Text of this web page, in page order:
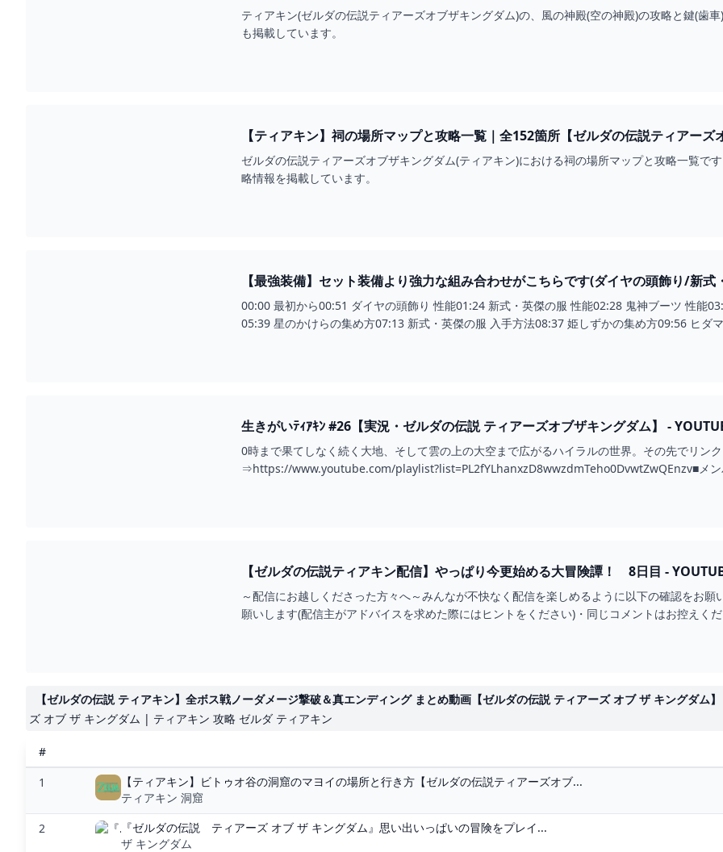
ティアキン(ゼルダの伝説ティアーズオブザキングダム)の、風の神殿(空の神殿)の攻略と鍵(歯
も掲載しています。
【ティアキン】祠の場所マップと攻略一覧｜全152箇所【ゼルダの伝説ティアー
ゼルダの伝説ティアーズオブザキングダム(ティアキン)における祠の場所マップと攻略一覧で
略情報を掲載しています。
【最強装備】セット装備より強力な組み合わせがこちらです(ダイヤの頭飾り/新
説 ティアーズオブザキングダム】 - YOUTUBE
00:00 最初から00:51 ダイヤの頭飾り 性能01:24 新式・英傑の服 性能02:28 鬼神ブーツ 性能
05:39 星のかけらの集め方07:13 新式・英傑の服 入手方法08:37 姫しずかの集め方09:56 ヒダ
生きがいﾃｨｱｷﾝ #26【実況・ゼルダの伝説 ティアーズオブザキングダム】 -
0時まで果てしなく続く大地、そして雲の上の大空まで広がるハイラルの世界。その先でリン
⇒https://www.youtube.com/playlist?list=PL2fYLhanxzD8wwzdmTeho0DvwtZwQEnzv■メ
【ゼルダの伝説ティアキン配信】やっぱり今更始める大冒険譚！ 8日目 -
～配信にお越しくださった方々へ～みんなが不快なく配信を楽しめるように以下の確認をお
願いします(配信主がアドバイスを求めた際にはヒントをください)・同じコメントはお控えく
【ゼルダの伝説 ティアキン】全ボス戦ノーダメージ撃破＆真エンディング まとめ動画【ゼルダの伝説 ティアーズ オブ ザ キングダム
ズ オブ ザ キングダム | ティアキン 攻略 ゼルダ ティアキン
#
1
【ティアキン】ビトゥオ谷の洞窟のマヨイの場所と行き方【ゼルダの伝説ティアーズオブ...
ティアキン 洞窟
2
『ゼルダの伝説 ティアーズ オブ ザ キングダム』思い出いっぱいの冒険をプレイ...
ザ キングダム